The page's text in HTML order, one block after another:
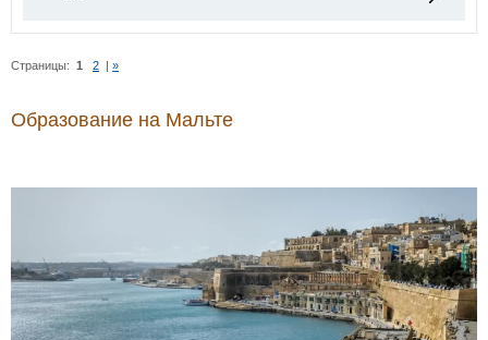
Страницы: 1 2 »
Образование на Мальте